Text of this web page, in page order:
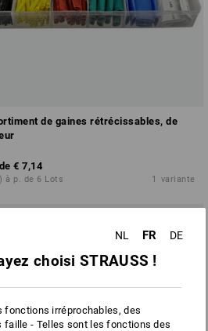
de gaines rétrécissables, de
€ 7,14
à p. de 6 Lots 1 variante
NL FR DE
choisi STRAUSS !
fonctions irréprochables, des
faille - Telles sont les fonctions des